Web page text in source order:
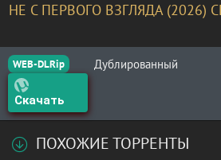
НЕ С ПЕРВОГО ВЗГЛЯДА (2026)
WEB-DLRip Дублированный
Скачать
ПОХОЖИЕ ТОРРЕНТЫ